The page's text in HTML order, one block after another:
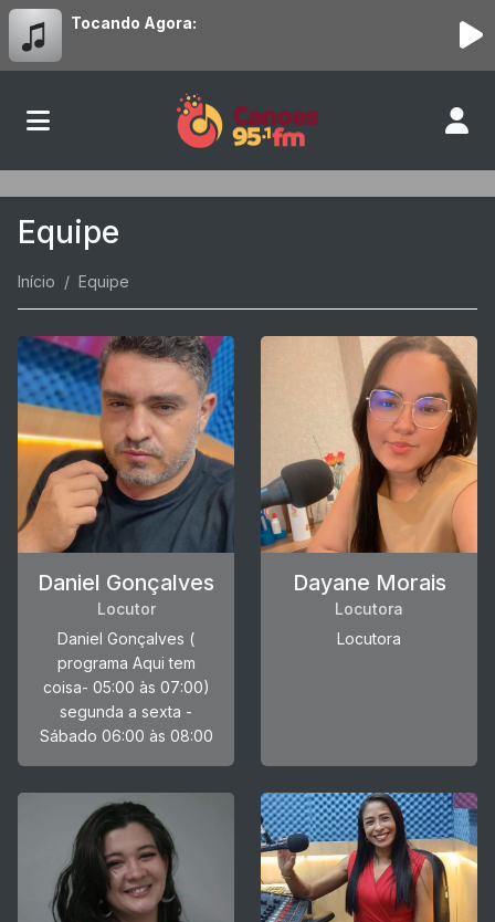
Tocando Agora:
Equipe
Início Equipe
Daniel Gonçalves
Locutor
Daniel Gonçalves (
programa Aqui tem
coisa- 05:00 às 07:00)
segunda a sexta -
Sábado 06:00 às 08:00
Dayane Morais
Locutora
Locutora